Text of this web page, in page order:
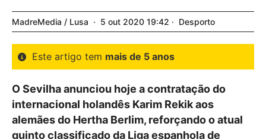
MadreMedia / Lusa 5 out 2020 19:42 Desporto
Este artigo tem mais de 5 anos
O Sevilha anunciou hoje a contratação do
internacional holandês Karim Rekik aos
alemães do Hertha Berlim, reforçando o atual
quinto classificado da Liga espanhola de